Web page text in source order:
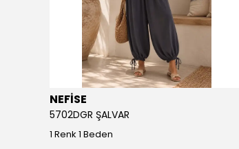
NEFİSE
5702DGR ŞALVAR
1 Renk 1 Beden